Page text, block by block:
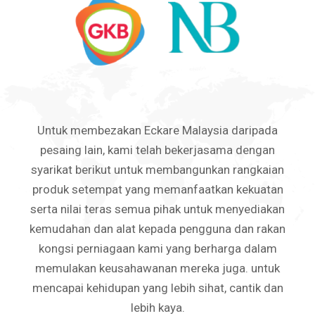
Untuk membezakan Eckare Malaysia daripada
pesaing lain, kami telah bekerjasama dengan
syarikat berikut untuk membangunkan rangkaian
produk setempat yang memanfaatkan kekuatan
serta nilai teras semua pihak untuk menyediakan
kemudahan dan alat kepada pengguna dan rakan
kongsi perniagaan kami yang berharga dalam
memulakan keusahawanan mereka juga. untuk
mencapai kehidupan yang lebih sihat, cantik dan
lebih kaya.